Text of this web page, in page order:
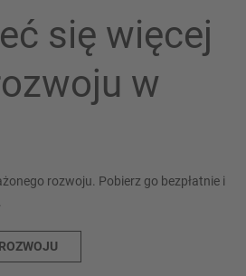
się więcej
w
rozwoju. Pobierz go bezpłatnie i